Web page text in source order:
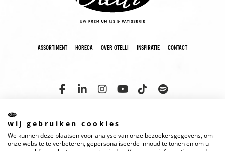
assortiment horeca over otelli inspiratie contact
copyright 2025 otelli disclaimer cookies privacyverklaring
wij gebruiken cookies
We kunnen deze plaatsen voor analyse van onze bezoekersgegevens, om
onze website te verbeteren, gepersonaliseerde inhoud te tonen en om u